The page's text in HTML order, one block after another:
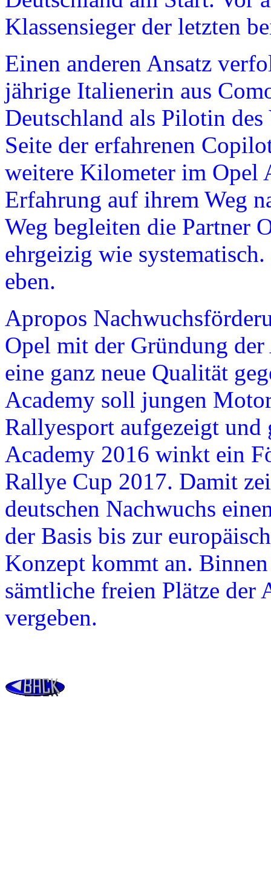
Klassensieger der letzten
Einen anderen Ansatz
jährige Italienerin aus
Deutschland als Pilotin des
Seite der erfahrenen
weitere Kilometer im Opel
Erfahrung auf ihrem Weg
Weg begleiten die Partner
ehrgeizig wie
eben.
Apropos
Opel mit der Gründung
eine ganz neue Qualität
Academy soll jungen
Rallyesport aufgezeigt und
Academy 2016 winkt ein
Rallye Cup 2017. Damit
deutschen Nachwuchs
der Basis bis zur
Konzept kommt an.
sämtliche freien Plätze
vergeben.